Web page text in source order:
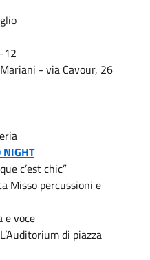
12
- via Cavour, 26
c’est chic”
Misso percussioni e
e voce
di piazza